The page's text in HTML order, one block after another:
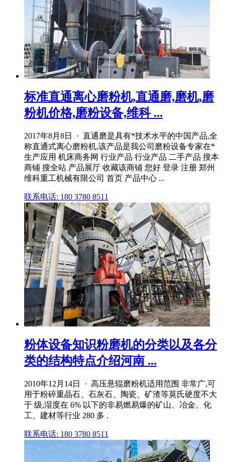
标准直通离心磨粉机,直通磨,磨机,磨
粉机价格,磨粉设备,维科 ...
2017年8月8日 · 直通磨是具有*技术水平的中国产品,全
称直通式离心磨粉机,该产品是我公司磨粉设备专家在*
生产应用 机床商务网 行业产品 行业产品 二手产品 搜本
商铺 搜全站 产品展厅 收藏该商铺 您好 登录 注册 郑州
维科重工机械有限公司 首页 产品中心 ...
联系电话: 180 3780 8511
粉体设备知识粉磨机的分类以及各分
类的结构特点介绍河南 ...
2010年12月14日 · 高压悬辊磨粉机适用范围 非常广,可
用于粉碎重晶石、石灰石、陶瓷、矿渣等莫氏硬度不大
于 级,湿度在 6% 以下的非易燃易爆的矿山、冶金、化
工、建材等行业 280 多 .
联系电话: 180 3780 8511